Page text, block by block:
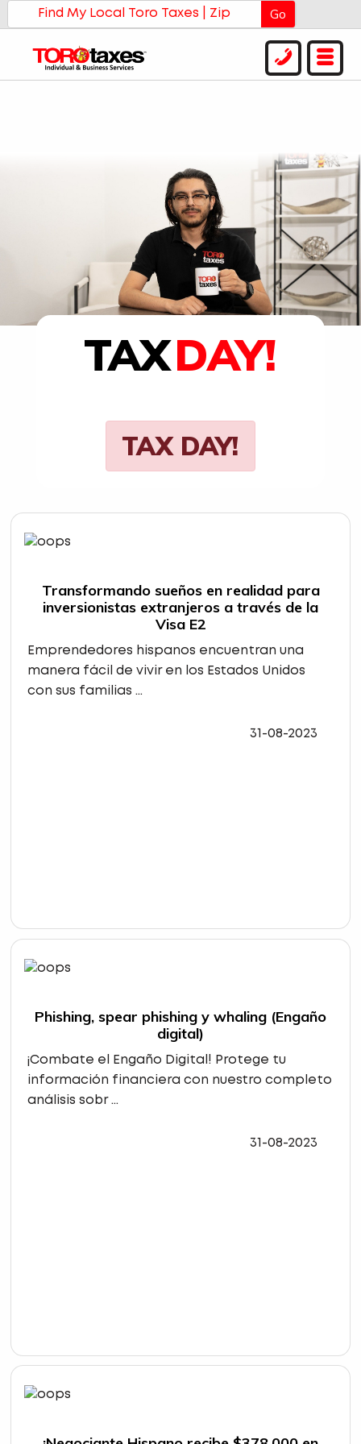
Go
TAXDAY!
TAX DAY!
Transformando sueños en realidad para
inversionistas extranjeros a través de la
Visa E2
Emprendedores hispanos encuentran una
manera fácil de vivir en los Estados Unidos
con sus familias ...
31-08-2023
Phishing, spear phishing y whaling (Engaño
digital)
¡Combate el Engaño Digital! Protege tu
información financiera con nuestro completo
análisis sobr ...
31-08-2023